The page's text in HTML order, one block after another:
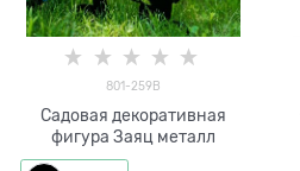
801-259B
Садовая декоративная
фигура Заяц металл